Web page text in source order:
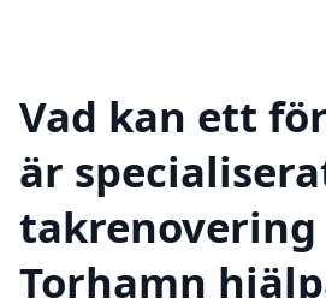
Vad kan ett
är
takrenovering
Torhamn